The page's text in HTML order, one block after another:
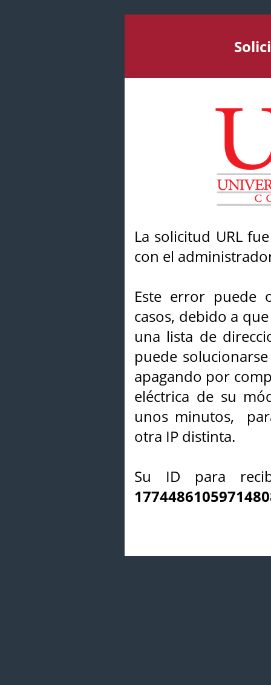
La solicitud URL
con el
Este error puede
casos, debido a
una lista de
puede
apagando por
eléctrica de su
unos minutos,
otra IP distinta.
Su ID para